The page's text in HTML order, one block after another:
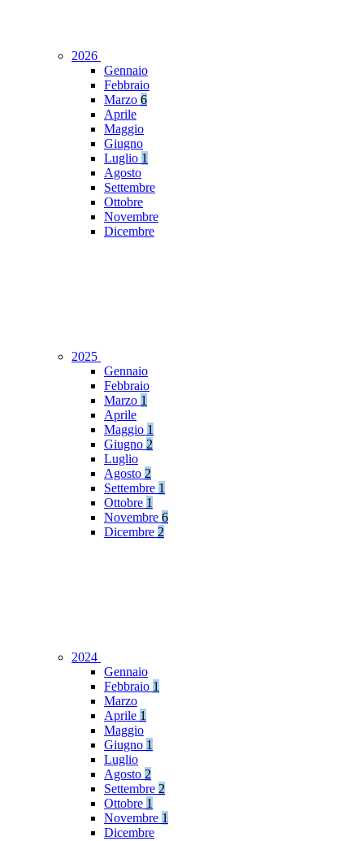
2026
Gennaio
Febbraio
Marzo 6
Aprile
Maggio
Giugno
Luglio 1
Agosto
Settembre
Ottobre
Novembre
Dicembre
2025
Gennaio
Febbraio
Marzo 1
Aprile
Maggio 1
Giugno 2
Luglio
Agosto 2
Settembre 1
Ottobre 1
Novembre 6
Dicembre 2
2024
Gennaio
Febbraio 1
Marzo
Aprile 1
Maggio
Giugno 1
Luglio
Agosto 2
Settembre 2
Ottobre 1
Novembre 1
Dicembre